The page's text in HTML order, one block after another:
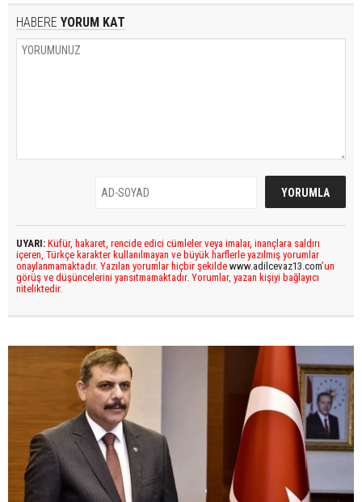
HABERE YORUM KAT
UYARI: Küfür, hakaret, rencide edici cümleler veya imalar, inançlara saldırı
içeren, Türkçe karakter kullanılmayan ve büyük harflerle yazılmış yorumlar
onaylanmamaktadır. Yazılan yorumlar hiçbir şekilde www.adilcevaz13.com’un
görüş ve düşüncelerini yansıtmamaktadır. Yorumlar, yazan kişiyi bağlayıcı
niteliktedir.